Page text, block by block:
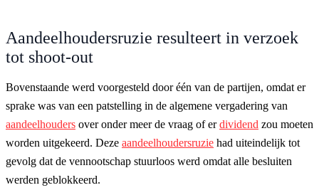
Aandeelhoudersruzie resulteert in verzoek
tot shoot-out
Bovenstaande werd voorgesteld door één van de partijen, omdat er
sprake was van een patstelling in de algemene vergadering van
aandeelhouders over onder meer de vraag of erdividend zou moeten
worden uitgekeerd. Deze aandeelhoudersruzie had uiteindelijk tot
gevolg dat de vennootschap stuurloos werd omdat alle besluiten
werden geblokkeerd.